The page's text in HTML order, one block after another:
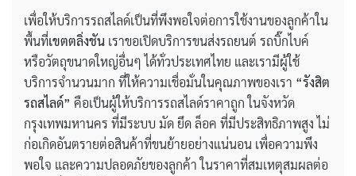
เพื่อให้บริการรถสไลด์เป็นที่พึงพอใจต่อการใช้งานของลูกค้าใน
พื้นที่เขตตลิ่งชัน เราขอเปิดบริการขนส่งรถยนต์ รถบิ๊กไบค์
หรือวัตถุขนาดใหญ่อื่นๆ ได้ทั่วประเทศไทย และเรามีผู้ใช้
บริการจำนวนมาก ที่ให้ความเชื่อมั่นในคุณภาพของเรา “รังสิต
รถสไลด์” คือเป็นผู้ให้บริการรถสไลด์ราคาถูก ในจังหวัด
กรุงเทพมหานคร ที่มีระบบ มัด ยึด ล็อค ที่มีประสิทธิภาพสูง ไม่
ก่อเกิดอันตรายต่อสินค้าที่ขนย้ายอย่างแน่นอน เพื่อความพึง
พอใจ และความปลอดภัยของลูกค้า ในราคาที่สมเหตุสมผลต่อ